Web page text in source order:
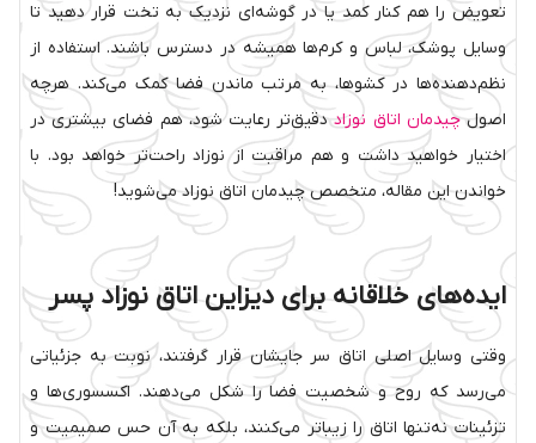
تعویض را هم کنار کمد یا در گوشه‌ای نزدیک به تخت قرار دهید تا
وسایل پوشک، لباس و کرم‌ها همیشه در دسترس باشند. استفاده از
نظم‌دهنده‌ها در کشوها، به مرتب ماندن فضا کمک می‌کند. هرچه
اصولچیدمان اتاق نوزاددقیق‌تر رعایت شود، هم فضای بیشتری در
اختیار خواهید داشت و هم مراقبت از نوزاد راحت‌تر خواهد بود. با
خواندن این مقاله، متخصص چیدمان اتاق نوزاد می‌شوید!
ایده‌های خلاقانه برای دیزاین اتاق نوزاد پسر
وقتی وسایل اصلی اتاق سر جایشان قرار گرفتند، نوبت به جزئیاتی
می‌رسد که روح و شخصیت فضا را شکل می‌دهند. اکسسوری‌ها و
تزئینات نه‌تنها اتاق را زیباتر می‌کنند، بلکه به آن حس صمیمیت و